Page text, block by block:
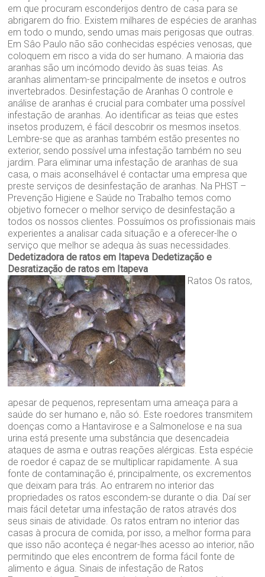
em que procuram esconderijos dentro de casa para se
abrigarem do frio. Existem milhares de espécies de aranhas
em todo o mundo, sendo umas mais perigosas que outras.
Em Sâo Paulo não são conhecidas espécies venosas, que
coloquem em risco a vida do ser humano. A maioria das
aranhas são um incómodo devido às suas teias. As
aranhas alimentam-se principalmente de insetos e outros
invertebrados. Desinfestação de Aranhas O controle e
análise de aranhas é crucial para combater uma possível
infestação de aranhas. Ao identificar as teias que estes
insetos produzem, é fácil descobrir os mesmos insetos.
Lembre-se que as aranhas também estão presentes no
exterior, sendo possível uma infestação também no seu
jardim. Para eliminar uma infestação de aranhas de sua
casa, o mais aconselhável é contactar uma empresa que
preste serviços de desinfestação de aranhas. Na PHST –
Prevenção Higiene e Saúde no Trabalho temos como
objetivo fornecer o melhor serviço de desinfestação a
todos os nossos clientes. Possuímos os profissionais mais
experientes a analisar cada situação e a oferecer-lhe o
serviço que melhor se adequa às suas necessidades.
Dedetizadora de ratos em Itapeva Dedetização e
Desratização de ratos em Itapeva
Ratos Os ratos,
apesar de pequenos, representam uma ameaça para a
saúde do ser humano e, não só. Este roedores transmitem
doenças como a Hantavirose e a Salmonelose e na sua
urina está presente uma substância que desencadeia
ataques de asma e outras reações alérgicas. Esta espécie
de roedor é capaz de se multiplicar rapidamente. A sua
fonte de contaminação é, principalmente, os excrementos
que deixam para trás. Ao entrarem no interior das
propriedades os ratos escondem-se durante o dia. Daí ser
mais fácil detetar uma infestação de ratos através dos
seus sinais de atividade. Os ratos entram no interior das
casas à procura de comida, por isso, a melhor forma para
que isso não aconteça é negar-lhes acesso ao interior, não
permitindo que eles encontrem de forma fácil fonte de
alimento e água. Sinais de infestação de Ratos